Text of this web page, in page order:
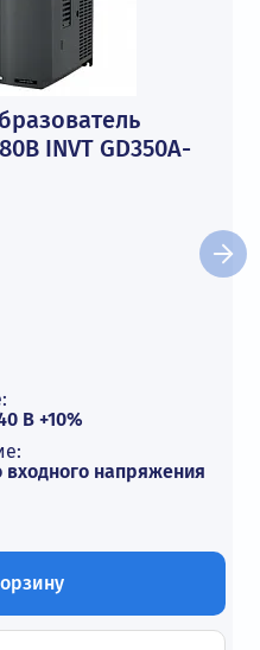
INVT GD350A-
В +10%
входного напряжения